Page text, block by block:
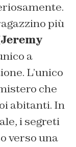
più
Jeremy
a
L’unico
che
abitanti. In
i segreti
verso una